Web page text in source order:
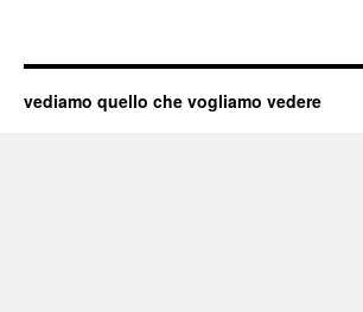
vediamo quello che vogliamo vedere